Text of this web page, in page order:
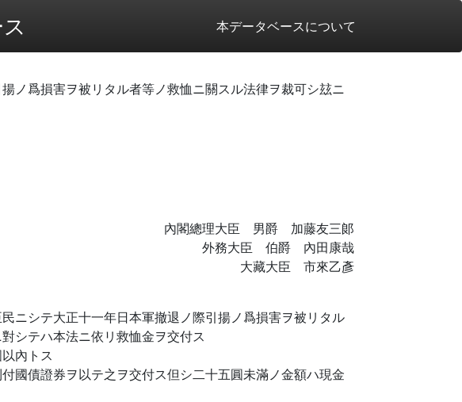
本データベースについて
ノ爲損害ヲ被リタル者等ノ救恤ニ關スル法律ヲ裁可シ玆ニ
內閣總理大臣 男爵 加藤友三郞
外務大臣 伯爵 內田康哉
大藏大臣 市來乙彥
ニシテ大正十一年日本軍撤退ノ際引揚ノ爲損害ヲ被リタル
シテハ本法ニ依リ救恤金ヲ交付ス
內トス
國債證券ヲ以テ之ヲ交付ス但シ二十五圓未滿ノ金額ハ現金